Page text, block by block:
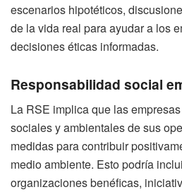
escenarios hipotéticos,
de la vida real para ayudar a los
decisiones éticas informadas.
Responsabilidad social
La RSE implica que las
sociales y ambientales de sus
medidas para contribuir
medio ambiente. Esto podría
organizaciones benéficas,